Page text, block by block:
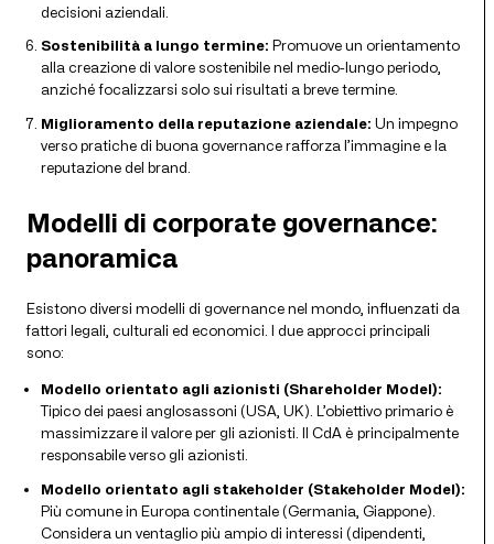
decisioni aziendali.
Sostenibilità a lungo termine: Promuove un orientamento
alla creazione di valore sostenibile nel medio-lungo periodo,
anziché focalizzarsi solo sui risultati a breve termine.
Miglioramento della reputazione aziendale: Un impegno
verso pratiche di buona governance rafforza l’immagine e la
reputazione del brand.
Modelli di corporate governance:
panoramica
Esistono diversi modelli di governance nel mondo, influenzati da
fattori legali, culturali ed economici. I due approcci principali
sono:
Modello orientato agli azionisti (Shareholder Model):
Tipico dei paesi anglosassoni (USA, UK). L’obiettivo primario è
massimizzare il valore per gli azionisti. Il CdA è principalmente
responsabile verso gli azionisti.
Modello orientato agli stakeholder (Stakeholder Model):
Più comune in Europa continentale (Germania, Giappone).
Considera un ventaglio più ampio di interessi (dipendenti,